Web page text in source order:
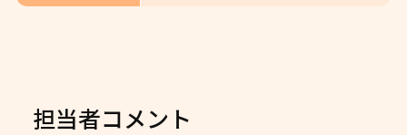
担当者コメント